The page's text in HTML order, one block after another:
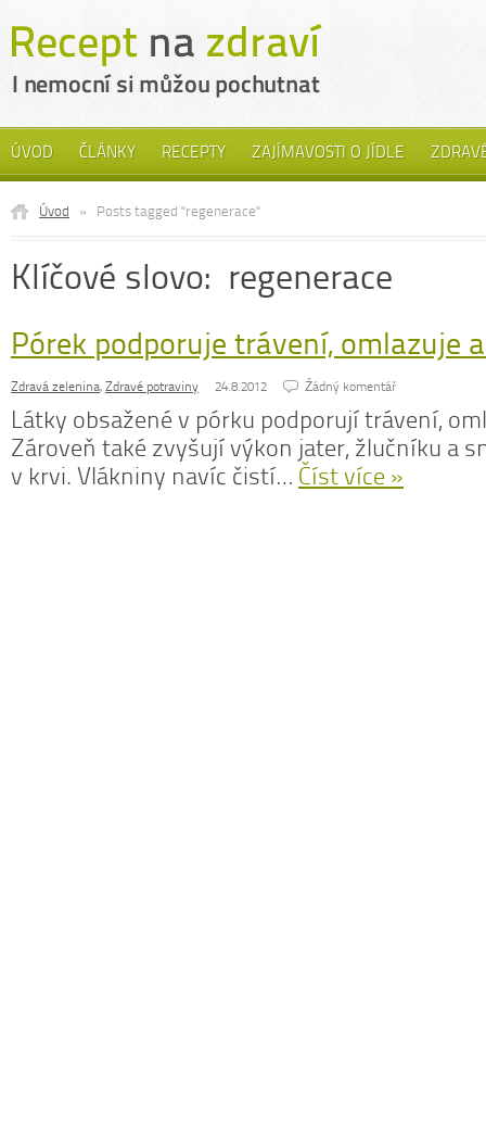
ÚVOD ČLÁNKY RECEPTY ZAJÍMAVOSTI O JÍDLE
Úvod » Posts tagged "regenerace"
Klíčové slovo: regenerace
Pórek podporuje trávení, omlazuje
Zdravá zelenina, Zdravé potraviny 24.8.2012 Źádný komentář
Látky obsažené v pórku podporují trávení,
Zároveň také zvyšují výkon jater, žlučníku a
v krvi. Vlákniny navíc čistí… Číst více »